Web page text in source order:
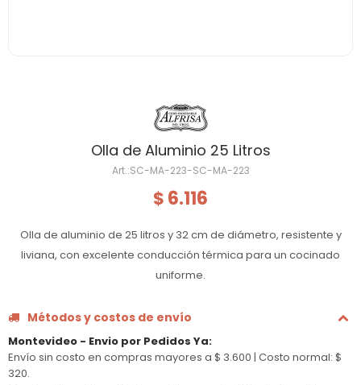
Olla de Aluminio 25 Litros
SC-MA-223-SC-MA-223
$ 6.116
Olla de aluminio de 25 litros y 32 cm de diámetro, resistente y
liviana, con excelente conducción térmica para un cocinado
uniforme.
Métodos y costos de envío
Montevideo - Envio por Pedidos Ya:
Envío sin costo en compras mayores a $ 3.600 | Costo normal: $
320.